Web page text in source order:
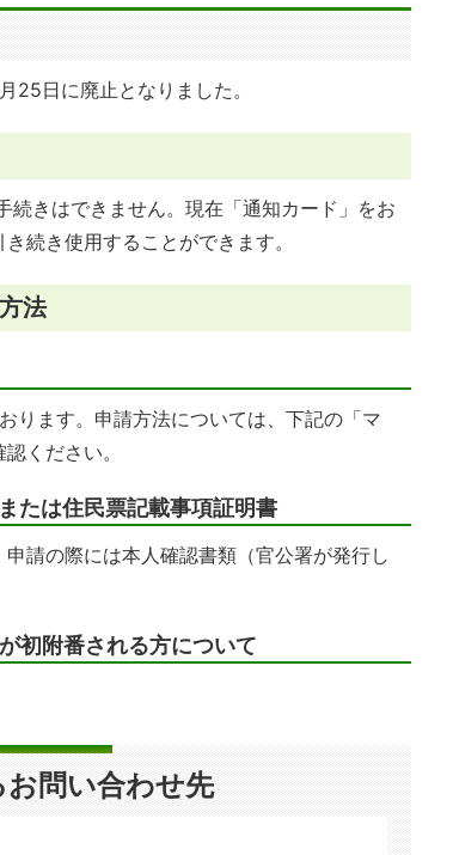
25日に廃止となりました。
続きはできません。現在「通知カード」をお
続き使用することができます。
法
ります。申請方法については、下記の「マ
ください。
たは住民票記載事項証明書
請の際には本人確認書類（官公署が発行し
初附番される方について
問い合わせ先